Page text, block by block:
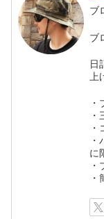
ブ
ブ
日
上
に